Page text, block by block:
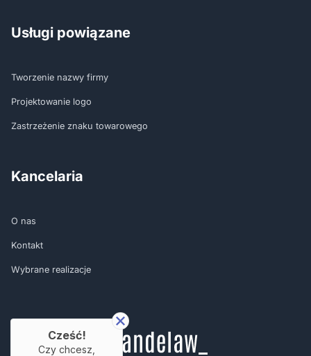
Usługi powiązane
Tworzenie nazwy firmy
Projektowanie logo
Zastrzeżenie znaku towarowego
Kancelaria
O nas
Kontakt
Wybrane realizacje
Cześć!
Czy chcesz,